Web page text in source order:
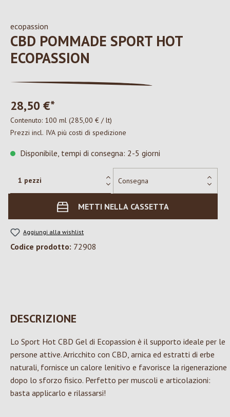
ecopassion
CBD POMMADE SPORT HOT
ECOPASSION
28,50 €*
Contenuto: 100 ml (285,00 € / lt)
Prezzi incl. IVA più costi di spedizione
Disponibile, tempi di consegna: 2-5 giorni
METTI NELLA CASSETTA
Aggiungi alla wishlist
Codice prodotto: 72908
DESCRIZIONE
Lo Sport Hot CBD Gel di Ecopassion è il supporto ideale per le
persone attive. Arricchito con CBD, arnica ed estratti di erbe
naturali, fornisce un calore lenitivo e favorisce la rigenerazione
dopo lo sforzo fisico. Perfetto per muscoli e articolazioni:
basta applicarlo e rilassarsi!